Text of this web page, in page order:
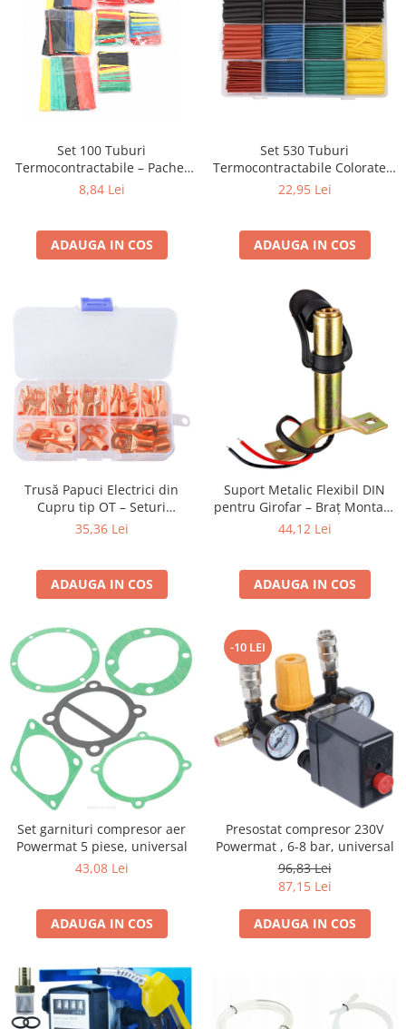
Set 100 Tuburi
Termocontractabile – Pachet
Economic pentru Izolație
8,84 Lei
ADAUGA IN COS
Set 530 Tuburi
Termocontractabile Colorate –
Izolație și Protecție
22,95 Lei
ADAUGA IN COS
Trusă Papuci Electrici din
Cupru tip OT – Seturi
Profesionale pentru Conexiuni
35,36 Lei
ADAUGA IN COS
Suport Metalic Flexibil DIN
pentru Girofar – Braț Montare
Tractor și Utilaje
44,12 Lei
ADAUGA IN COS
Set garnituri compresor aer
Powermat 5 piese, universal
43,08 Lei
ADAUGA IN COS
-10 LEI
Presostat compresor 230V
Powermat , 6-8 bar, universal
96,83 Lei
87,15 Lei
ADAUGA IN COS